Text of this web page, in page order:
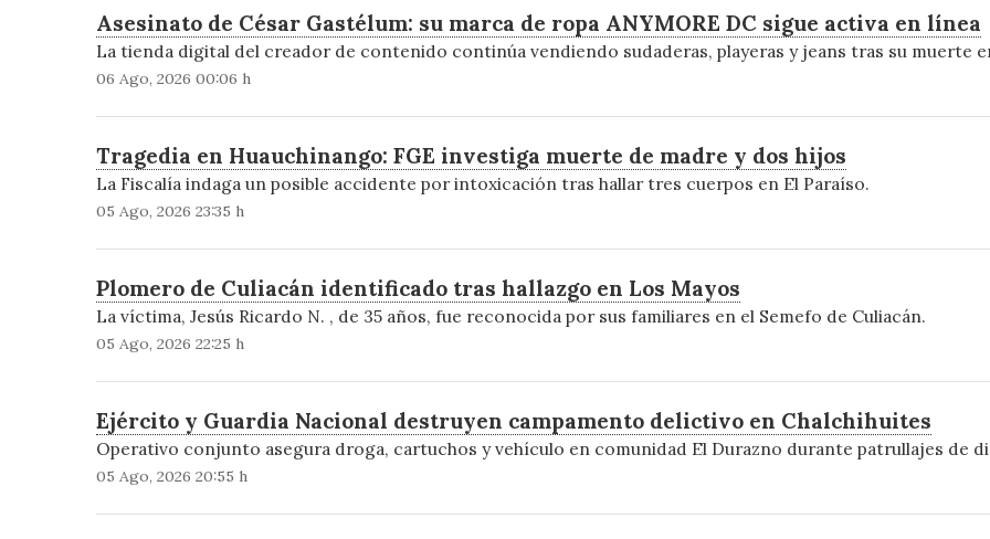
Asesinato de César Gastélum: su marca de ropa ANYMORE DC sigue activa en línea
La tienda digital del creador de contenido continúa vendiendo sudaderas, playeras y jeans tras su muerte
06 Ago, 2026 00:06 h
Tragedia en Huauchinango: FGE investiga muerte de madre y dos hijos
La Fiscalía indaga un posible accidente por intoxicación tras hallar tres cuerpos en El Paraíso.
05 Ago, 2026 23:35 h
Plomero de Culiacán identificado tras hallazgo en Los Mayos
La víctima, Jesús Ricardo N. , de 35 años, fue reconocida por sus familiares en el Semefo de Culiacán.
05 Ago, 2026 22:25 h
Ejército y Guardia Nacional destruyen campamento delictivo en Chalchihuites
Operativo conjunto asegura droga, cartuchos y vehículo en comunidad El Durazno durante patrullajes de
05 Ago, 2026 20:55 h